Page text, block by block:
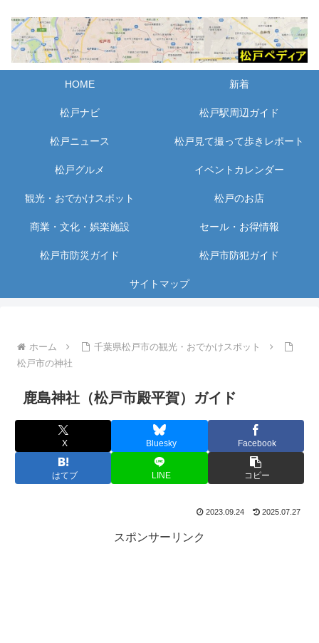
HOME 新着
松戸ナビ 松戸駅周辺ガイド
松戸ニュース 松戸見て撮って歩きレポート
松戸グルメ イベントカレンダー
観光・おでかけスポット 松戸のお店
商業・文化・娯楽施設 セール・お得情報
松戸市防災ガイド 松戸市防犯ガイド
サイトマップ
ホーム
千葉県松戸市の観光・おでかけスポット
松戸市の神社
鹿島神社（松戸市殿平賀）ガイド
X Bluesky Facebook
はてブ LINE コピー
2023.09.24 2025.07.27
スポンサーリンク